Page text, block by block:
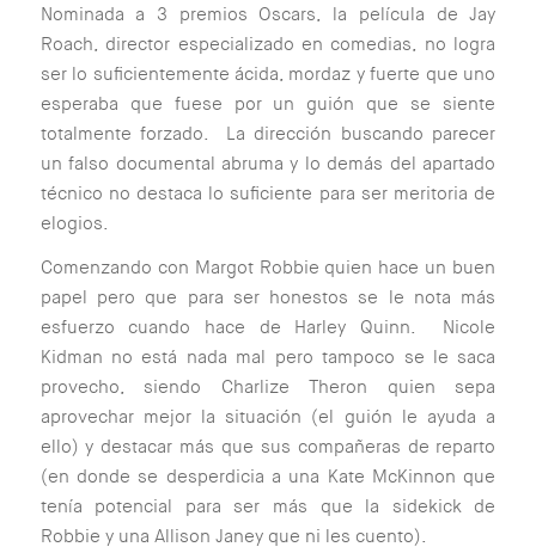
Nominada a 3 premios Oscars, la película de Jay
Roach, director especializado en comedias, no logra
ser lo suficientemente ácida, mordaz y fuerte que uno
esperaba que fuese por un guión que se siente
totalmente forzado. La dirección buscando parecer
un falso documental abruma y lo demás del apartado
técnico no destaca lo suficiente para ser meritoria de
elogios.
Comenzando con Margot Robbie quien hace un buen
papel pero que para ser honestos se le nota más
esfuerzo cuando hace de Harley Quinn. Nicole
Kidman no está nada mal pero tampoco se le saca
provecho, siendo Charlize Theron quien sepa
aprovechar mejor la situación (el guión le ayuda a
ello) y destacar más que sus compañeras de reparto
(en donde se desperdicia a una Kate McKinnon que
tenía potencial para ser más que la sidekick de
Robbie y una Allison Janey que ni les cuento).